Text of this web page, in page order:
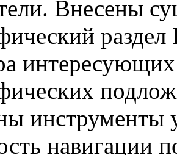
Внесены
инструменты
навигации